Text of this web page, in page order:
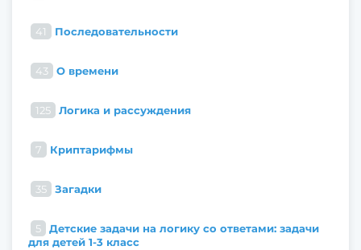
41 Последовательности
43 О времени
125 Логика и рассуждения
7 Криптарифмы
35 Загадки
5
Детские задачи на логику со ответами: задачи
для детей 1-3 класс